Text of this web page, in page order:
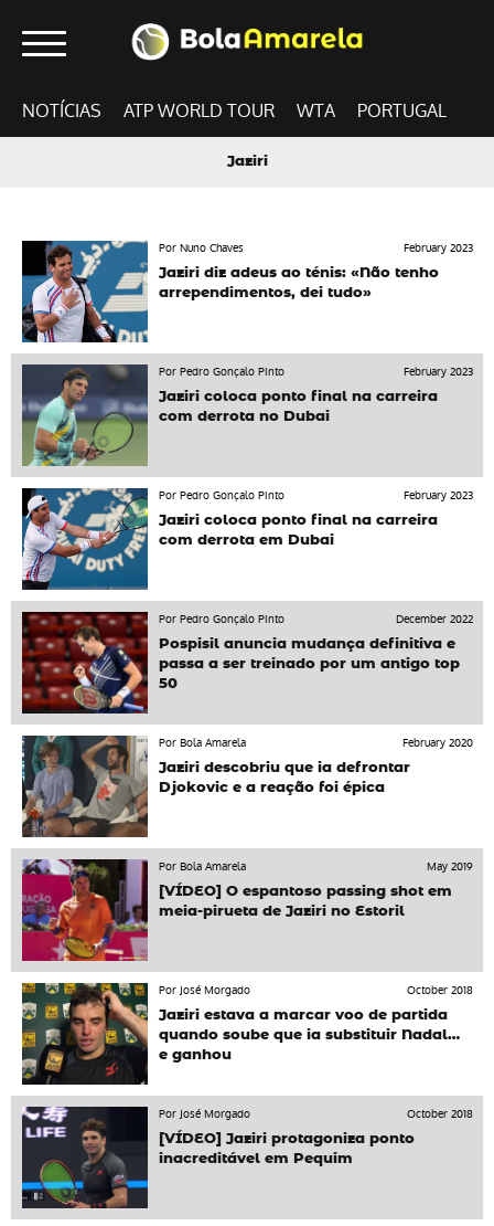
NOTÍCIAS ATP WORLD TOUR WTA PORTUGAL
Jaziri
Por Nuno Chaves
February 2023
Jaziri diz adeus ao ténis: «Não tenho
arrependimentos, dei tudo»
Por Pedro Gonçalo Pinto
February 2023
Jaziri coloca ponto final na carreira
com derrota no Dubai
Por Pedro Gonçalo Pinto
February 2023
Jaziri coloca ponto final na carreira
com derrota em Dubai
Por Pedro Gonçalo Pinto
December 2022
Pospisil anuncia mudança definitiva e
passa a ser treinado por um antigo top
50
Por Bola Amarela
February 2020
Jaziri descobriu que ia defrontar
Djokovic e a reação foi épica
Por Bola Amarela
May 2019
[VÍDEO] O espantoso passing shot em
meia-pirueta de Jaziri no Estoril
Por José Morgado
October 2018
Jaziri estava a marcar voo de partida
quando soube que ia substituir Nadal…
e ganhou
Por José Morgado
October 2018
[VÍDEO] Jaziri protagoniza ponto
inacreditável em Pequim